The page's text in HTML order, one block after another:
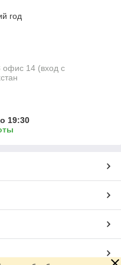
лично за
трудностей и готовы
год
офис 14 (вход с
19:30